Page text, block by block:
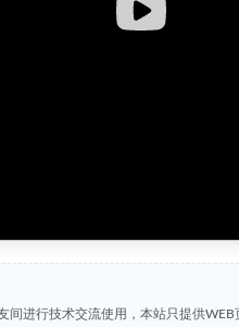
进行技术交流使用，本站只提供